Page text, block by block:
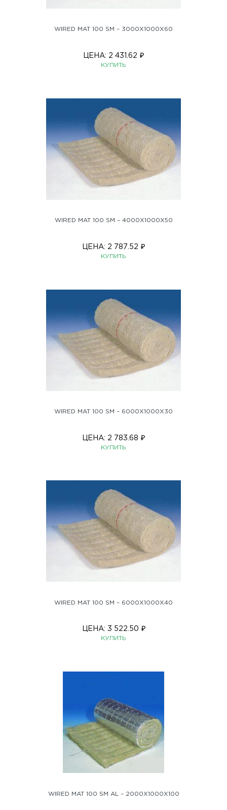
WIRED MAT 100 SM – 3000X1000X60
ЦЕНА: 2 431.62 ₽
КУПИТЬ
WIRED MAT 100 SM – 4000X1000X50
ЦЕНА: 2 787.52 ₽
КУПИТЬ
WIRED MAT 100 SM – 6000X1000X30
ЦЕНА: 2 783.68 ₽
КУПИТЬ
WIRED MAT 100 SM – 6000X1000X40
ЦЕНА: 3 522.50 ₽
КУПИТЬ
WIRED MAT 100 SM AL – 2000X1000X100